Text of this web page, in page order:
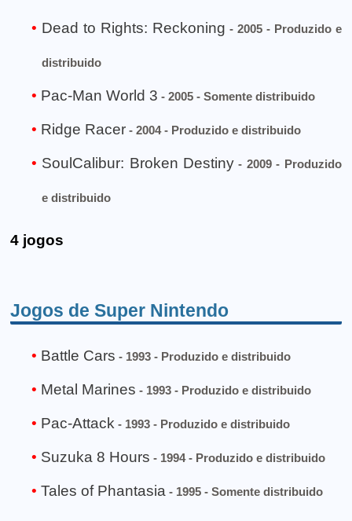
Dead to Rights: Reckoning - 2005 - Produzido e
distribuido
Pac-Man World 3 - 2005 - Somente distribuido
Ridge Racer - 2004 - Produzido e distribuido
SoulCalibur: Broken Destiny - 2009 - Produzido
e distribuido
4 jogos
Jogos de Super Nintendo
Battle Cars - 1993 - Produzido e distribuido
Metal Marines - 1993 - Produzido e distribuido
Pac-Attack - 1993 - Produzido e distribuido
Suzuka 8 Hours - 1994 - Produzido e distribuido
Tales of Phantasia - 1995 - Somente distribuido